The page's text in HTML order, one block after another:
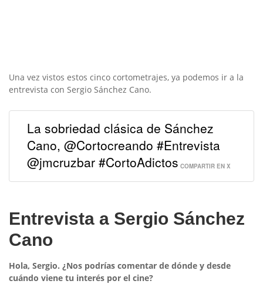
Una vez vistos estos cinco cortometrajes, ya podemos ir a la
entrevista con Sergio Sánchez Cano.
La sobriedad clásica de Sánchez
Cano, @Cortocreando #Entrevista
@jmcruzbar #CortoAdictos COMPARTIR EN X
Entrevista a Sergio Sánchez
Cano
Hola, Sergio. ¿Nos podrías comentar de dónde y desde
cuándo viene tu interés por el cine?